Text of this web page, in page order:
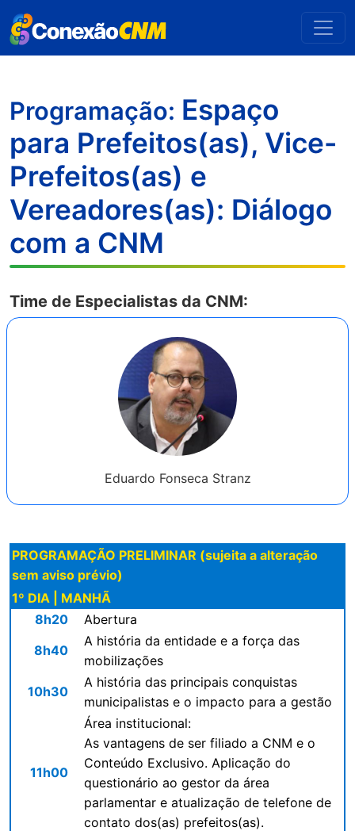
Programação: Espaço
para Prefeitos(as), Vice-
Prefeitos(as) e
Vereadores(as): Diálogo
com a CNM
Time de Especialistas da CNM:
Eduardo Fonseca Stranz
PROGRAMAÇÃO PRELIMINAR (sujeita a alteração
sem aviso prévio)
1º DIA | MANHÃ
8h20
Abertura
8h40
A história da entidade e a força das
mobilizações
10h30
A história das principais conquistas
municipalistas e o impacto para a gestão
11h00
Área institucional:
As vantagens de ser filiado a CNM e o
Conteúdo Exclusivo. Aplicação do
questionário ao gestor da área
parlamentar e atualização de telefone de
contato dos(as) prefeitos(as).